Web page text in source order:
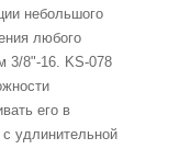
небольшого
любого
3/8"-16. KS-078
его в
удлинительной